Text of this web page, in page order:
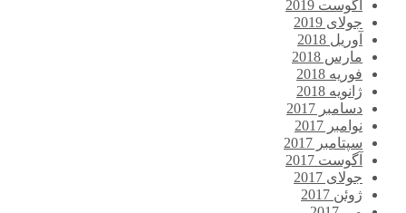
آگوست 2019
جولای 2019
آوریل 2018
مارس 2018
فوریه 2018
ژانویه 2018
دسامبر 2017
نوامبر 2017
سپتامبر 2017
آگوست 2017
جولای 2017
ژوئن 2017